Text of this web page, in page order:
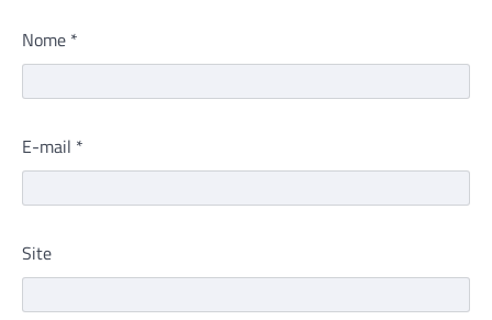
Nome *
E-mail *
Site